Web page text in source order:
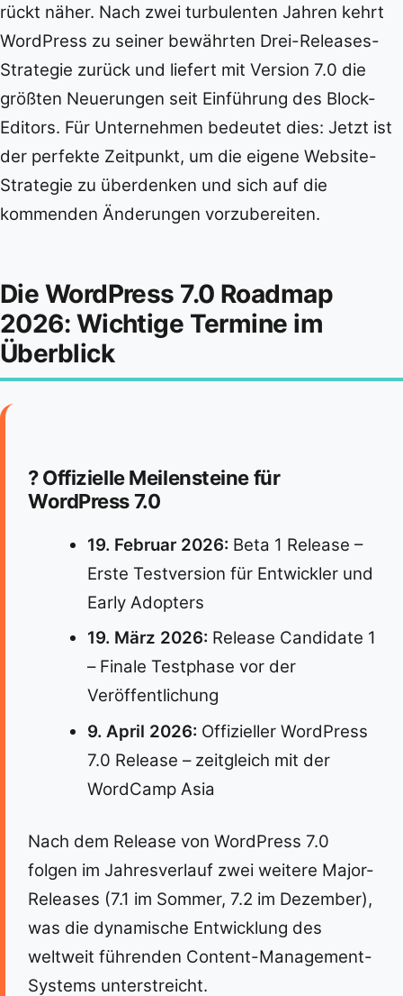
rückt näher. Nach zwei turbulenten Jahren kehrt
WordPress zu seiner bewährten Drei-Releases-
Strategie zurück und liefert mit Version 7.0 die
größten Neuerungen seit Einführung des Block-
Editors. Für Unternehmen bedeutet dies: Jetzt ist
der perfekte Zeitpunkt, um die eigene Website-
Strategie zu überdenken und sich auf die
kommenden Änderungen vorzubereiten.
Die WordPress 7.0 Roadmap
2026: Wichtige Termine im
Überblick
? Offizielle Meilensteine für
WordPress 7.0
19. Februar 2026: Beta 1 Release –
Erste Testversion für Entwickler und
Early Adopters
19. März 2026: Release Candidate 1
– Finale Testphase vor der
Veröffentlichung
9. April 2026: Offizieller WordPress
7.0 Release – zeitgleich mit der
WordCamp Asia
Nach dem Release von WordPress 7.0
folgen im Jahresverlauf zwei weitere Major-
Releases (7.1 im Sommer, 7.2 im Dezember),
was die dynamische Entwicklung des
weltweit führenden Content-Management-
Systems unterstreicht.